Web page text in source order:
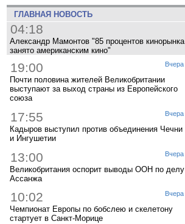
ГЛАВНАЯ НОВОСТЬ
04:18
Александр Мамонтов "85 процентов кинорынка
занято американским кино"
Вчера
19:00
Почти половина жителей Великобритании
выступают за выход страны из Европейского
союза
Вчера
17:55
Кадыров выступил против объединения Чечни
и Ингушетии
Вчера
13:00
Великобритания оспорит выводы ООН по делу
Ассанжа
Вчера
10:02
Чемпионат Европы по бобслею и скелетону
стартует в Санкт-Морице